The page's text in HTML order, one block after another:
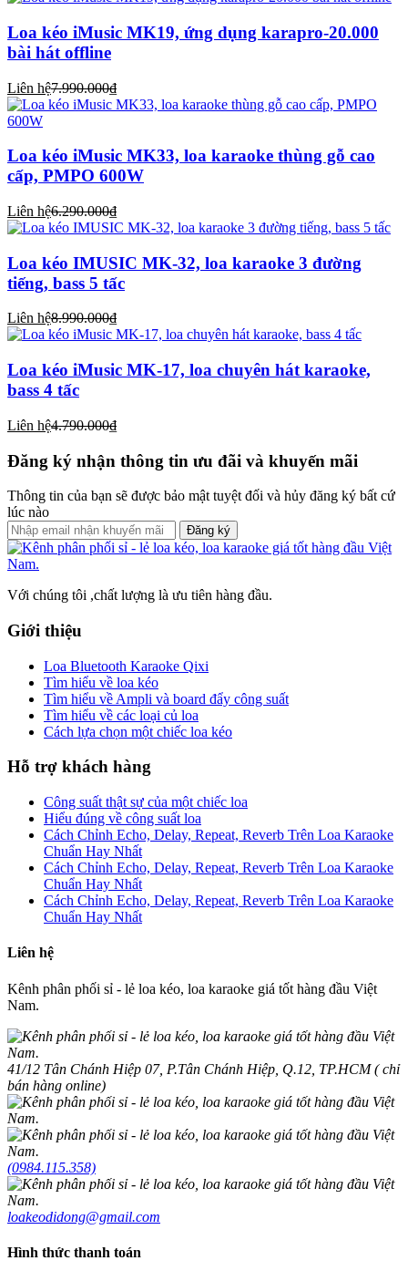
Loa kéo iMusic MK19, ứng dụng karapro-20.000
bài hát offline
Liên hệ7.990.000₫
Loa kéo iMusic MK33, loa karaoke thùng gỗ cao
cấp, PMPO 600W
Liên hệ6.290.000₫
Loa kéo IMUSIC MK-32, loa karaoke 3 đường
tiếng, bass 5 tấc
Liên hệ8.990.000₫
Loa kéo iMusic MK-17, loa chuyên hát karaoke,
bass 4 tấc
Liên hệ4.790.000₫
Đăng ký nhận thông tin ưu đãi và khuyến mãi
Thông tin của bạn sẽ được bảo mật tuyệt đối và hủy đăng ký bất cứ
lúc nào
Đăng ký
Với chúng tôi ,chất lượng là ưu tiên hàng đầu.
Giới thiệu
Loa Bluetooth Karaoke Qixi
Tìm hiểu về loa kéo
Tìm hiểu về Ampli và board đẩy công suất
Tìm hiểu về các loại củ loa
Cách lựa chọn một chiếc loa kéo
Hỗ trợ khách hàng
Công suất thật sự của một chiếc loa
Hiểu đúng về công suất loa
Cách Chỉnh Echo, Delay, Repeat, Reverb Trên Loa Karaoke
Chuẩn Hay Nhất
Cách Chỉnh Echo, Delay, Repeat, Reverb Trên Loa Karaoke
Chuẩn Hay Nhất
Cách Chỉnh Echo, Delay, Repeat, Reverb Trên Loa Karaoke
Chuẩn Hay Nhất
Liên hệ
Kênh phân phối sỉ - lẻ loa kéo, loa karaoke giá tốt hàng đầu Việt
Nam.
41/12 Tân Chánh Hiệp 07, P.Tân Chánh Hiệp, Q.12, TP.HCM ( chỉ
bán hàng online)
(0984.115.358)
loakeodidong@gmail.com
Hình thức thanh toán